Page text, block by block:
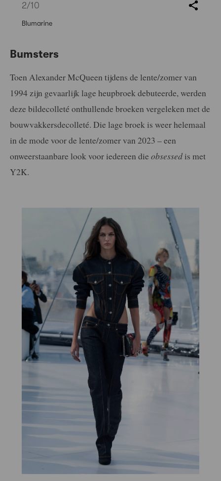
2/10
Blumarine
Bumsters
Toen Alexander McQueen tijdens de lente/zomer van
1994 zijn gevaarlijk lage heupbroek debuteerde, werden
deze bildecolleté onthullende broeken vergeleken met de
bouwvakkersdecolleté. Die lage broek is weer helemaal
in de mode voor de lente/zomer van 2023 – een
onweerstaanbare look voor iedereen die obsessed is met
Y2K.